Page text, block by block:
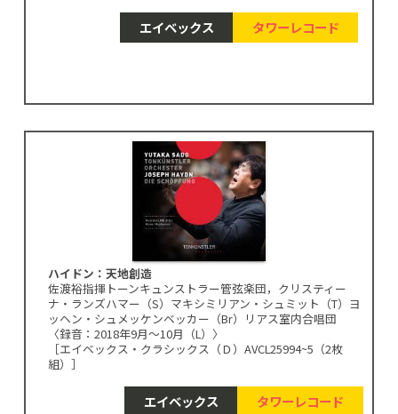
エイベックス タワーレコード
ハイドン：天地創造
佐渡裕指揮トーンキュンストラー管弦楽団，クリスティー
ナ・ランズハマー（S）マキシミリアン・シュミット（T）ヨ
ッヘン・シュメッケンベッカー（Br）リアス室内合唱団
〈録音：2018年9月～10月（L）〉
［エイベックス・クラシックス（Ｄ）AVCL25994~5（2枚
組）］
エイベックス タワーレコード